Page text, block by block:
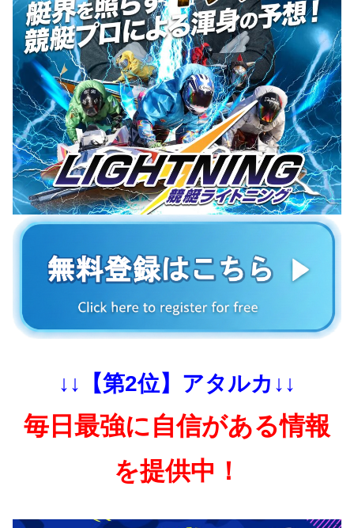
↓↓【第2位】アタルカ↓↓
毎日最強に自信がある情報
を提供中！